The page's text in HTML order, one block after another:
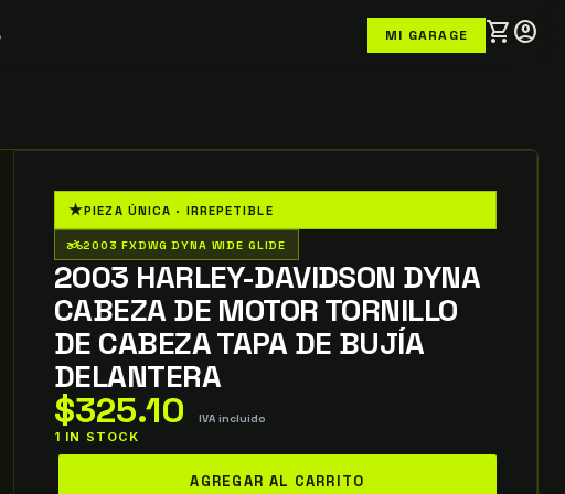
MI GARAGE shopping_cartaccount_circle
★PIEZA ÚNICA · IRREPETIBLE
two_wheeler2003 FXDWG DYNA WIDE GLIDE
2003 HARLEY-DAVIDSON DYNA
CABEZA DE MOTOR TORNILLO
DE CABEZA TAPA DE BUJÍA
DELANTERA
$325.10 IVA incluido
1 IN STOCK
AGREGAR AL CARRITO